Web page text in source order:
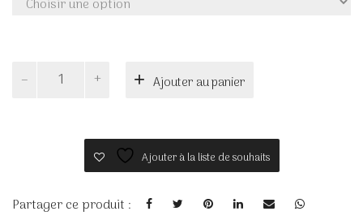
de
Ajouter au panier
Ajouter à la liste de souhaits
Partager ce produit :